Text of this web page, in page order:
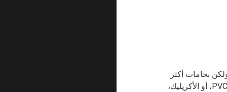
بخامات أكثر
عملية ومرونة في الاستخدام داخل المطابخ والحمّامات. يتم تصنيعه عادةً من مواد مثل الـPVC، أو الأكريليك،